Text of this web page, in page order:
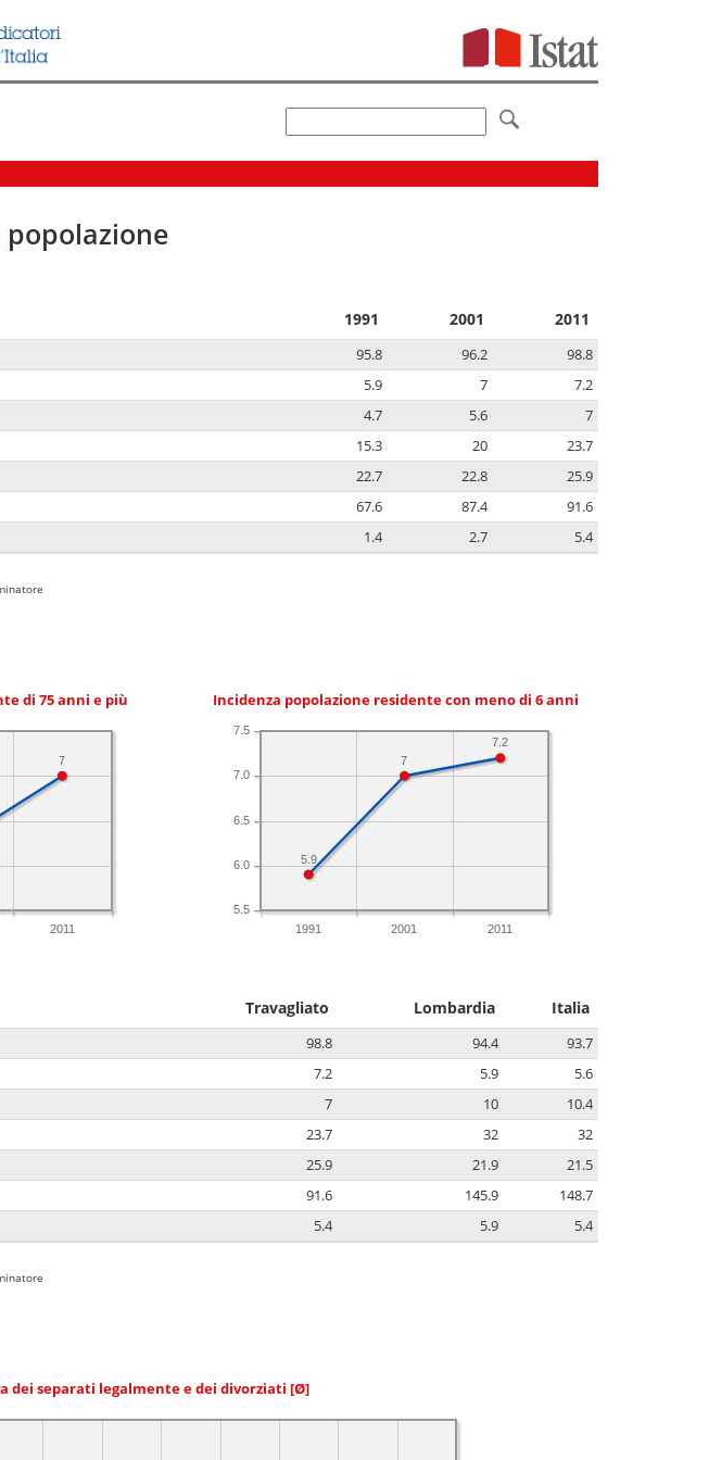
1991 2001 2011
95.8 96.2
98.8
5.9 7
7.2
4.7 5.6
7
15.3 20
23.7
22.7 22.8
25.9
67.6 87.4
91.6
1.4 2.7 5.4
di 75 anni e più
2011
7
Incidenza popolazione residente con meno di 6 anni
1991 2001 2011
5.5
6.0
6.5
7.0
7.5
7.2
7
5.9
Travagliato Lombardia Italia
98.8 94.4
93.7
7.2 5.9
5.6
7 10
10.4
23.7 32
32
25.9 21.9
21.5
91.6 145.9
148.7
5.4 5.9 5.4
dei separati legalmente e dei divorziati [Ø]